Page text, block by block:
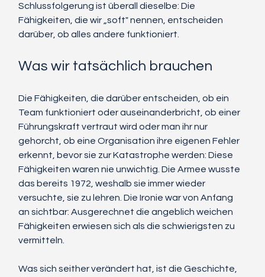
Schlussfolgerung ist überall dieselbe: Die
Fähigkeiten, die wir „soft" nennen, entscheiden
darüber, ob alles andere funktioniert.
Was wir tatsächlich brauchen
Die Fähigkeiten, die darüber entscheiden, ob ein
Team funktioniert oder auseinanderbricht, ob einer
Führungskraft vertraut wird oder man ihr nur
gehorcht, ob eine Organisation ihre eigenen Fehler
erkennt, bevor sie zur Katastrophe werden: Diese
Fähigkeiten waren nie unwichtig. Die Armee wusste
das bereits 1972, weshalb sie immer wieder
versuchte, sie zu lehren. Die Ironie war von Anfang
an sichtbar: Ausgerechnet die angeblich weichen
Fähigkeiten erwiesen sich als die schwierigsten zu
vermitteln.
Was sich seither verändert hat, ist die Geschichte,